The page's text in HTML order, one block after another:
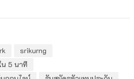
srikurng
น 5 นาที